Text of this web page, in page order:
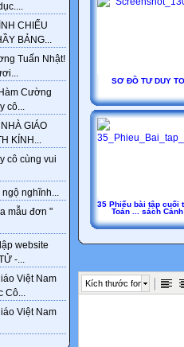
CHIẾU
BẢNG...
Tuấn Nhật!
Cường
cô...
GIÁO
KÍNH...
cô cùng vui
ngộ nghĩnh...
mẫu đơn "
website
-...
Việt Nam
Cô...
Việt Nam
SƠ ĐỒ TƯ DUY
35 Phiếu bài tập cuối
Toán ... sách
Kích thước font